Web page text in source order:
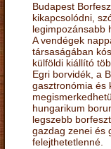
Budapest
kikapcsolódni,
legimpozánsabb
A vendégek
társaságában
külföldi kiállító
Egri borvidék, a
gasztronómia és
hungarikum
legszebb
gazdag zenei és
felejthetetlenné.